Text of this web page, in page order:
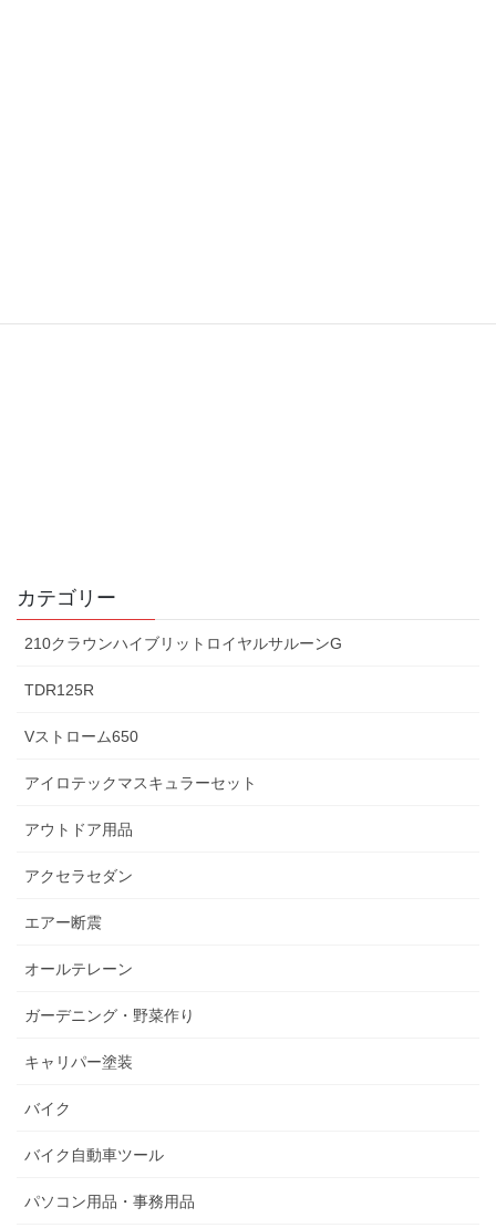
カテゴリー
210クラウンハイブリットロイヤルサルーンG
TDR125R
Vストローム650
アイロテックマスキュラーセット
アウトドア用品
アクセラセダン
エアー断震
オールテレーン
ガーデニング・野菜作り
キャリパー塗装
バイク
バイク自動車ツール
パソコン用品・事務用品